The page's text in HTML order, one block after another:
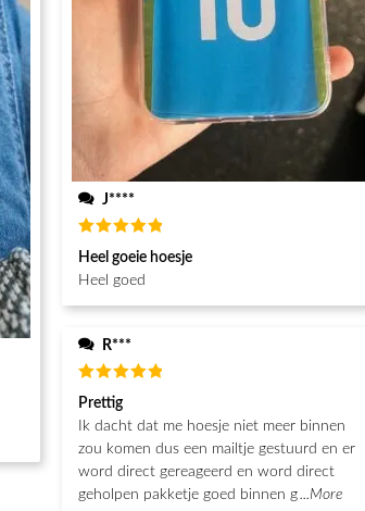
J****
Waardering
5uit 5
Heel goeie hoesje
Heel goed
R***
Waardering
5 uit 5
Prettig
Ik dacht dat me hoesje niet meer binnen
zou komen dus een mailtje gestuurd en er
word direct gereageerd en word direct
geholpen pakketje goed binnen g...More